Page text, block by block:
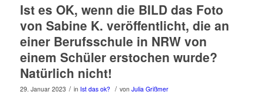
Ist es OK, wenn die BILD das Foto
von Sabine K. veröffentlicht, die an
einer Berufsschule in NRW von
einem Schüler erstochen wurde?
Natürlich nicht!
29. Januar 2023 / in Ist das ok? / von Julia Grißmer